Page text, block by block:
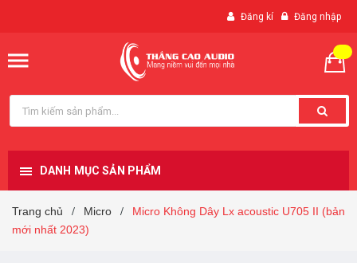
Đăng kí Đăng nhập
DANH MỤC SẢN PHẨM
Trang chủ / Micro /
Micro Không Dây Lx acoustic U705 II (bản
mới nhất 2023)